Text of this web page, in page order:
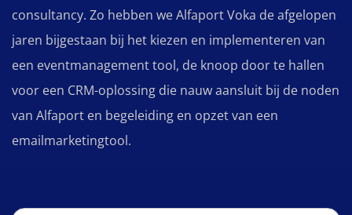
consultancy. Zo hebben we Alfaport Voka de afgelopen
jaren bijgestaan bij het kiezen en implementeren van
een eventmanagement tool, de knoop door te hallen
voor een CRM-oplossing die nauw aansluit bij de noden
van Alfaport en begeleiding en opzet van een
emailmarketingtool.